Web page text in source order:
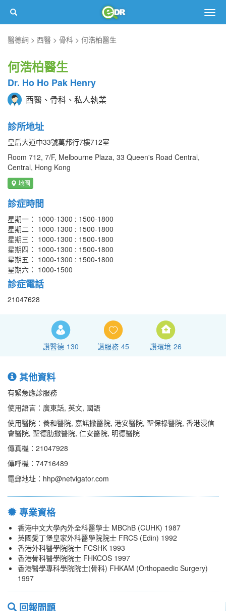
醫德網
西醫 骨科 何浩柏醫生
何浩柏醫生
Dr. Ho Ho Pak Henry
西醫、骨科、私人執業
診所地址
皇后大道中33號萬邦行7樓712室
Room 712, 7/F, Melbourne Plaza, 33 Queen's Road Central,
Central, Hong Kong
地圖
診症時間
星期一： 1000-1300 : 1500-1800
星期二： 1000-1300 : 1500-1800
星期三： 1000-1300 : 1500-1800
星期四： 1000-1300 : 1500-1800
星期五： 1000-1300 : 1500-1800
星期六： 1000-1500
診症電話
21047628
讚醫德 130 讚服務 45 讚環境 26
其他資料
有緊急應診服務
使用語言：廣東話, 英文, 國語
使用醫院：養和醫院, 嘉諾撒醫院, 港安醫院, 聖保祿醫院, 香港浸信
會醫院, 聖德肋撒醫院, 仁安醫院, 明德醫院
傳真機：21047928
傳呼機：74716489
電郵地址：hhp@netvigator.com
專業資格
香港中文大學內外全科醫學士 MBChB (CUHK) 1987
英國愛丁堡皇家外科醫學院院士 FRCS (Edin) 1992
香港外科醫學院院士 FCSHK 1993
香港骨科醫學院院士 FHKCOS 1997
香港醫學專科學院院士(骨科) FHKAM (Orthopaedic Surgery)
1997
回報問題